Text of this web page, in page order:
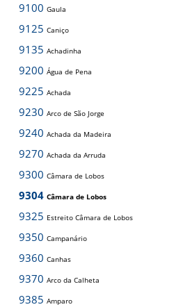
9100 Gaula
9125 Caniço
9135 Achadinha
9200 Água de Pena
9225 Achada
9230 Arco de São Jorge
9240 Achada da Madeira
9270 Achada da Arruda
9300 Câmara de Lobos
9304 Câmara de Lobos
9325 Estreito Câmara de Lobos
9350 Campanário
9360 Canhas
9370 Arco da Calheta
9385 Amparo